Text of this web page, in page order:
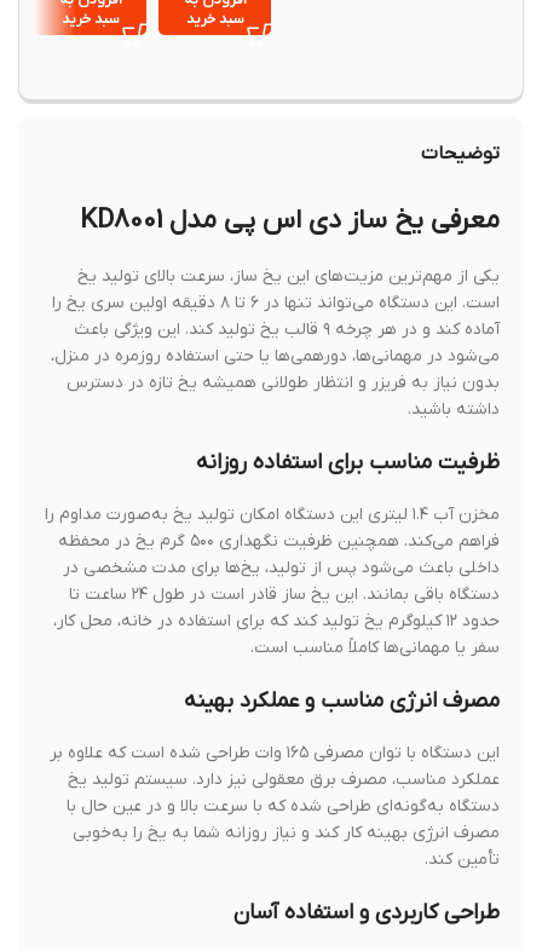
سبد خرید
سبد خرید
توضیحات
معرفی یخ ساز دی اس پی مدل KD8001
یکی از مهم‌ترین مزیت‌های این یخ ساز، سرعت بالای تولید یخ
است. این دستگاه می‌تواند تنها در ۶ تا ۸ دقیقه اولین سری یخ را
آماده کند و در هر چرخه ۹ قالب یخ تولید کند. این ویژگی باعث
می‌شود در مهمانی‌ها، دورهمی‌ها یا حتی استفاده روزمره در منزل،
بدون نیاز به فریزر و انتظار طولانی همیشه یخ تازه در دسترس
داشته باشید.
ظرفیت مناسب برای استفاده روزانه
مخزن آب ۱.۴ لیتری این دستگاه امکان تولید یخ به‌صورت مداوم را
فراهم می‌کند. همچنین ظرفیت نگهداری ۵۰۰ گرم یخ در محفظه
داخلی باعث می‌شود پس از تولید، یخ‌ها برای مدت مشخصی در
دستگاه باقی بمانند. این یخ ساز قادر است در طول ۲۴ ساعت تا
حدود ۱۲ کیلوگرم یخ تولید کند که برای استفاده در خانه، محل کار،
سفر یا مهمانی‌ها کاملاً مناسب است.
مصرف انرژی مناسب و عملکرد بهینه
این دستگاه با توان مصرفی ۱۶۵ وات طراحی شده است که علاوه بر
عملکرد مناسب، مصرف برق معقولی نیز دارد. سیستم تولید یخ
دستگاه به‌گونه‌ای طراحی شده که با سرعت بالا و در عین حال با
مصرف انرژی بهینه کار کند و نیاز روزانه شما به یخ را به‌خوبی
تأمین کند.
طراحی کاربردی و استفاده آسان